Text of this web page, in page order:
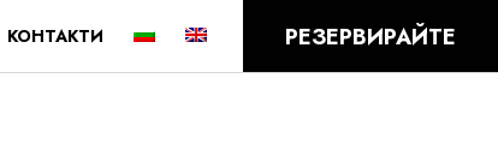
КОНТАКТИ РЕЗЕРВИРАЙТЕ